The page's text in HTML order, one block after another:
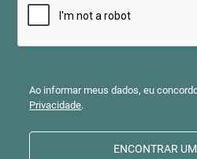
Ao informar meus dados, eu
Privacidade.
ENCONTRAR